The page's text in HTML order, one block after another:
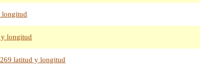
longitud
y longitud
latitud y longitud